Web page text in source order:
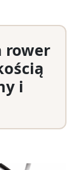
rower
i